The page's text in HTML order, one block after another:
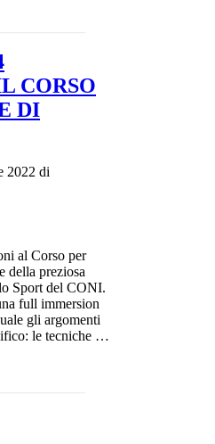
CORSO
DI
2022 di
al Corso per
della preziosa
Sport del CONI.
full immersion
gli argomenti
le tecniche …